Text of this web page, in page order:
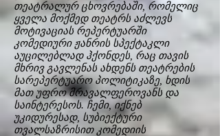
თეატრალურ ცხოვრებაში, რომელიც
ყველა მოქმედ თეატრს აძლევს
მოტივაციას რეპერტუარში
კომედიური ჟანრის სპექტაკლი
აუცილებლად ჰქონდეს, რაც თავის
მხრივ გავლენას ახდენს თეატრების
სარეპერტუარო პოლიტიკაზე, ხდის
მათ უფრო მრავალფეროვანს და
საინტერესოს. ჩემი, იქნებ
უკიდურესად, სუბიექტური
თვალსაზრისით კომედიის